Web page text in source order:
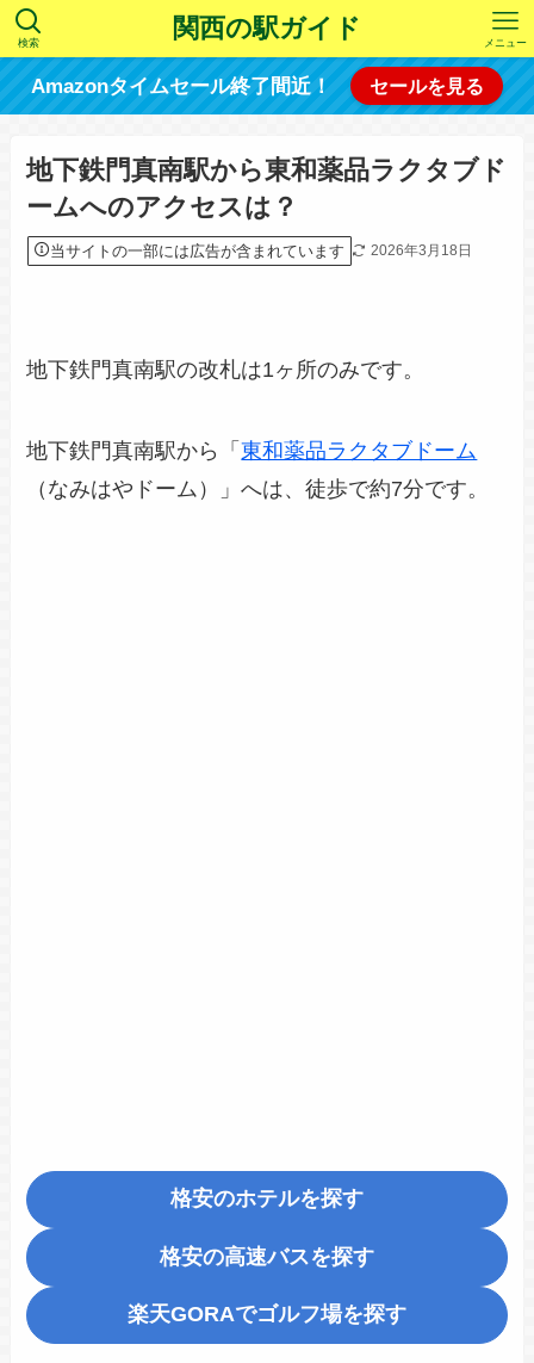
関西の駅ガイド
検索 メニュー
Amazonタイムセール終了間近！ セールを見る
地下鉄門真南駅から東和薬品ラクタブド
ームへのアクセスは？
当サイトの一部には広告が含まれています 2026年3月18日
地下鉄門真南駅の改札は1ヶ所のみです。
地下鉄門真南駅から「東和薬品ラクタブドーム
（なみはやドーム）」へは、徒歩で約7分です。
格安のホテルを探す
格安の高速バスを探す
楽天GORAでゴルフ場を探す